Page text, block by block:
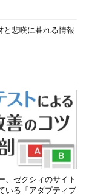
と悲嘆に暮れる情報
、ゼクシィのサイト
いる「アダプティブ